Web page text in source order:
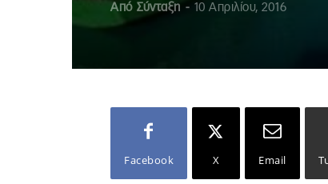
Από Σύνταξη - 10 Απριλίου, 2016
Facebook X Email